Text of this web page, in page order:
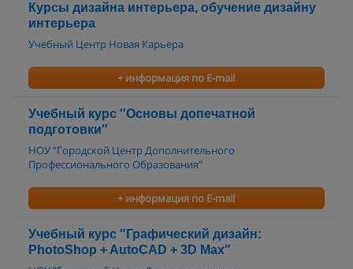
Курсы дизайна интерьера, обучение дизайну
интерьера
Учебный Центр Новая Карьера
+ информация по E-mail
Учебный курс ″Основы допечатной
подготовки″
НОУ "Городской Центр Дополнительного
Профессионального Образования"
+ информация по E-mail
Учебный курс ″Графический дизайн:
PhotoShop + AutoCAD + 3D Max″